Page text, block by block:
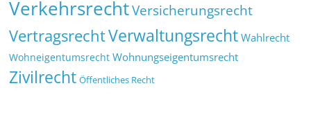
VerkehrsrechtVersicherungsrecht
VertragsrechtVerwaltungsrecht Wahlrecht
Wohneigentumsrecht Wohnungseigentumsrecht
Zivilrecht Öffentliches Recht